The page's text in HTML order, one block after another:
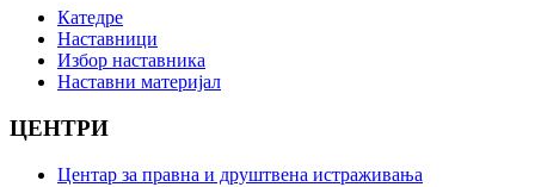
Катедре
Наставници
Избор наставника
Наставни материјал
ЦЕНТРИ
Центар за правна и друштвена истраживања